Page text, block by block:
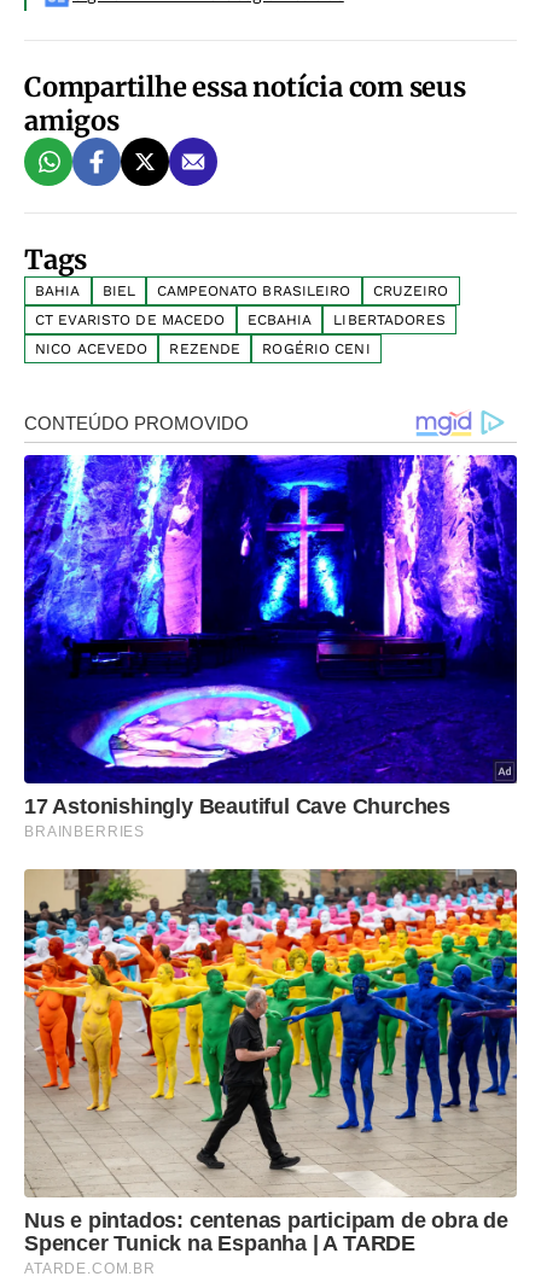
Compartilhe essa notícia com seus
amigos
Tags
BAHIA BIEL CAMPEONATO BRASILEIRO
CRUZEIRO
CT EVARISTO DE MACEDO
ECBAHIA
LIBERTADORES
NICO ACEVEDO
REZENDE ROGÉRIO CENI